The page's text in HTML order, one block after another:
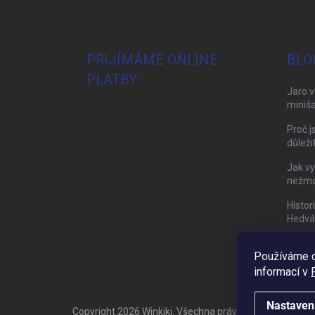
Používáme
informací v
PŘIJÍMÁME ONLINE
PLATBY
Jaro
Proč
Jak
Copyright 2026 Winkiki. Všechna práva vyhrazena.